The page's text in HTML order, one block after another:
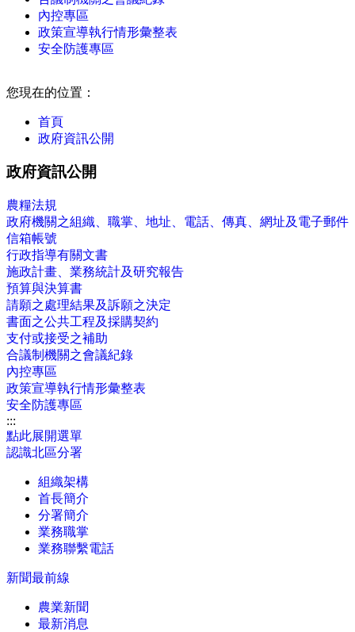
內控專區
政策宣導執行情形彙整表
安全防護專區
您現在的位置：
首頁
政府資訊公開
政府資訊公開
農糧法規
政府機關之組織、職掌、地址、電話、傳真、網址及電子郵件
信箱帳號
行政指導有關文書
施政計畫、業務統計及研究報告
預算與決算書
請願之處理結果及訴願之決定
書面之公共工程及採購契約
支付或接受之補助
合議制機關之會議紀錄
內控專區
政策宣導執行情形彙整表
安全防護專區
:::
點此展開選單
認識北區分署
組織架構
首長簡介
分署簡介
業務職掌
業務聯繫電話
新聞最前線
農業新聞
最新消息